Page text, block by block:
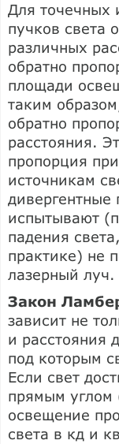
Для точечных
пучков света
различных
обратно
площади
таким
обратно
расстояния.
пропорция
источникам
испытывают
падения
практике) не
лазерный луч.
Закон
зависит не
и расстояния
под которым
Если свет
прямым углом
освещение
света в кд и